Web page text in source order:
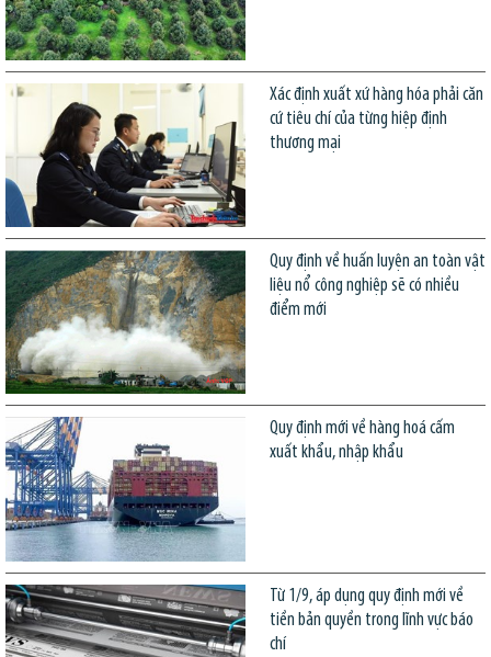
Xác định xuất xứ hàng hóa phải căn
cứ tiêu chí của từng hiệp định
thương mại
Quy định về huấn luyện an toàn vật
liệu nổ công nghiệp sẽ có nhiều
điểm mới
Quy định mới về hàng hoá cấm
xuất khẩu, nhập khẩu
Từ 1/9, áp dụng quy định mới về
tiền bản quyền trong lĩnh vực báo
chí